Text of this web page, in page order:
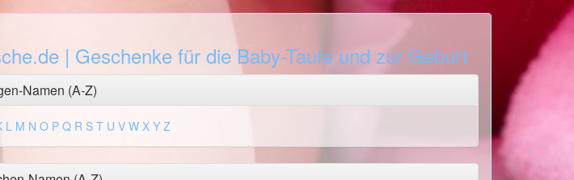
Namen (A-Z)
L M N O P Q R S T U V W X Y Z